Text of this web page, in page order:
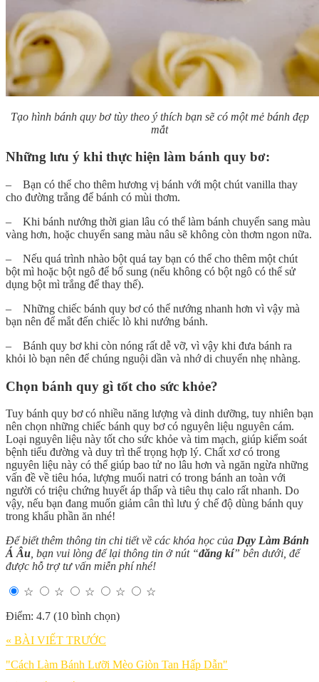
Tạo hình bánh quy bơ tùy theo ý thích bạn sẽ có một mẻ bánh đẹp
mắt
Những lưu ý khi thực hiện làm bánh quy bơ:
– Bạn có thể cho thêm hương vị bánh với một chút vanilla thay
cho đường trắng để bánh có mùi thơm.
– Khi bánh nướng thời gian lâu có thể làm bánh chuyển sang màu
vàng hơn, hoặc chuyển sang màu nâu sẽ không còn thơm ngon nữa.
– Nếu quá trình nhào bột quá tay bạn có thể cho thêm một chút
bột mì hoặc bột ngô để bổ sung (nếu không có bột ngô có thể sử
dụng bột mì trắng để thay thế).
– Những chiếc bánh quy bơ có thể nướng nhanh hơn vì vậy mà
bạn nên để mắt đến chiếc lò khi nướng bánh.
– Bánh quy bơ khi còn nóng rất dễ vỡ, vì vậy khi đưa bánh ra
khỏi lò bạn nên để chúng nguội dần và nhớ di chuyển nhẹ nhàng.
Chọn bánh quy gì tốt cho sức khỏe?
Tuy bánh quy bơ có nhiều năng lượng và dinh dưỡng, tuy nhiên bạn
nên chọn những chiếc bánh quy bơ có nguyên liệu nguyên cám.
Loại nguyên liệu này tốt cho sức khỏe và tim mạch, giúp kiểm soát
bệnh tiểu đường và duy trì thể trọng hợp lý. Chất xơ có trong
nguyên liệu này có thể giúp bao tử no lâu hơn và ngăn ngừa những
vấn đề về tiêu hóa, lượng muối natri có trong bánh an toàn với
người có triệu chứng huyết áp thấp và tiêu thụ calo rất nhanh. Do
vậy, nếu bạn đang muốn giảm cân thì lưu ý chế độ dùng bánh quy
trong khẩu phần ăn nhé!
Để biết thêm thông tin chi tiết về các khóa học của Dạy Làm Bánh
Á Âu, bạn vui lòng để lại thông tin ở nút “đăng kí” bên dưới, để
được hỗ trợ tư vấn miễn phí nhé!
☆ ☆ ☆ ☆
☆
Điểm: 4.7 (10 bình chọn)
« BÀI VIẾT TRƯỚC
"Cách Làm Bánh Lưỡi Mèo Giòn Tan Hấp Dẫn"